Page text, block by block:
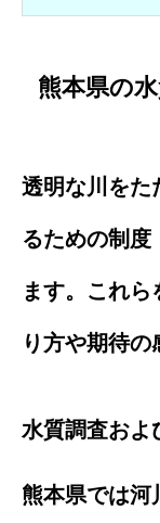
熊本県の
透明な川をた
るための制度
ます。これ
り方や期待の
水質調査およ
熊本県では河